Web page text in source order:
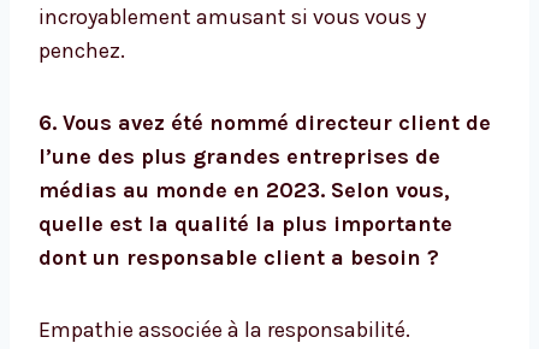
incroyablement amusant si vous vous y
penchez.
6. Vous avez été nommé directeur client de
l’une des plus grandes entreprises de
médias au monde en 2023. Selon vous,
quelle est la qualité la plus importante
dont un responsable client a besoin ?
Empathie associée à la responsabilité.